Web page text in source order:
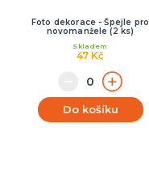
Foto dekorace - Špejle pro
novomanžele (2 ks)
47 Kč
Skladem
Do košíku